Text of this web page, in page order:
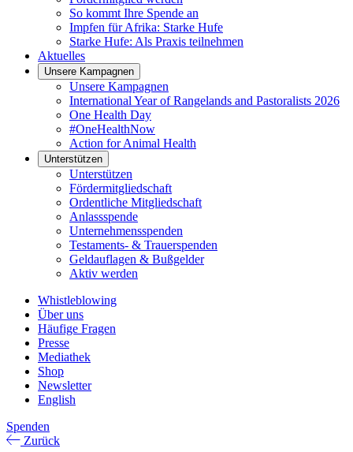
So kommt Ihre Spende an
Impfen für Afrika: Starke Hufe
Starke Hufe: Als Praxis teilnehmen
Aktuelles
Unsere Kampagnen
Unsere Kampagnen
International Year of Rangelands and Pastoralists 2026
One Health Day
#OneHealthNow
Action for Animal Health
Unterstützen
Unterstützen
Fördermitgliedschaft
Ordentliche Mitgliedschaft
Anlassspende
Unternehmensspenden
Testaments- & Trauerspenden
Geldauflagen & Bußgelder
Aktiv werden
Whistleblowing
Über uns
Häufige Fragen
Presse
Mediathek
Shop
Newsletter
English
Spenden
Zurück